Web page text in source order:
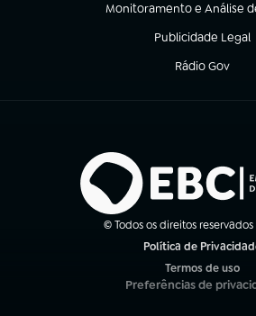
Monitoramento e Análise
(abre em nova aba)
Publicidade Legal
(abre em nova aba)
Rádio Gov
(abre em nova
© Todos os direitos reservados
Política de
Termos de uso
(abre em nova
Preferências de